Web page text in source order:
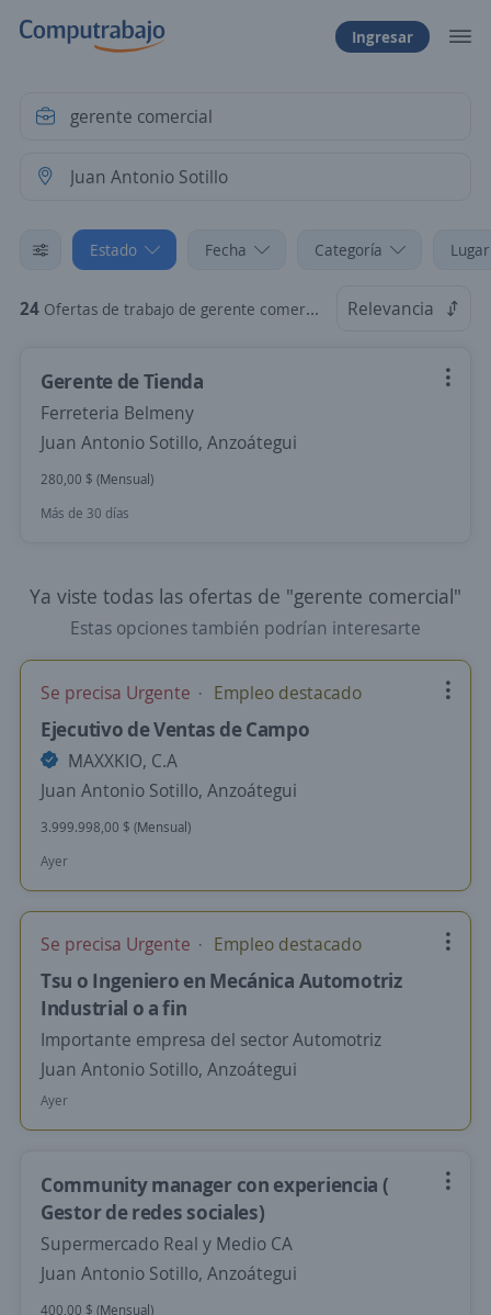
Ingresar
Estado Fecha Categoría
24 Ofertas de trabajo de gerente comercial en Juan Antonio Sotillo, Anzoátegui Relevancia
Gerente de Tienda
Ferreteria Belmeny
Juan Antonio Sotillo, Anzoátegui
280,00 $ (Mensual)
Más de 30 días
Ya viste todas las ofertas de "gerente comercial"
Estas opciones también podrían interesarte
Se precisa Urgente Empleo destacado
Ejecutivo de Ventas de Campo
MAXXKIO, C.A
Juan Antonio Sotillo, Anzoátegui
3.999.998,00 $ (Mensual)
Ayer
Se precisa Urgente Empleo destacado
Tsu o Ingeniero en Mecánica Automotriz
Industrial o a fin
Importante empresa del sector Automotriz
Juan Antonio Sotillo, Anzoátegui
Ayer
Community manager con experiencia (
Gestor de redes sociales)
Supermercado Real y Medio CA
Juan Antonio Sotillo, Anzoátegui
400,00 $ (Mensual)